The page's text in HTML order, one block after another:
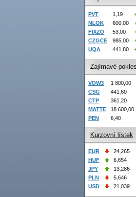
PVT 1,19
NLOK
600,00
FIXZO
53,00
CZGCE
985,00
UQA
441,80
Zajímavé
VOW3 1 800,00
CSG
441,60
CTP
361,20
MATTE
18 600,00
PEN
6,40
Kurzovní lístek
EUR 24,265
HUF
6,654
JPY
13,286
PLN
5,646
USD
21,039